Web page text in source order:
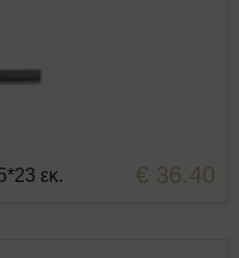
εκ. € 36.40